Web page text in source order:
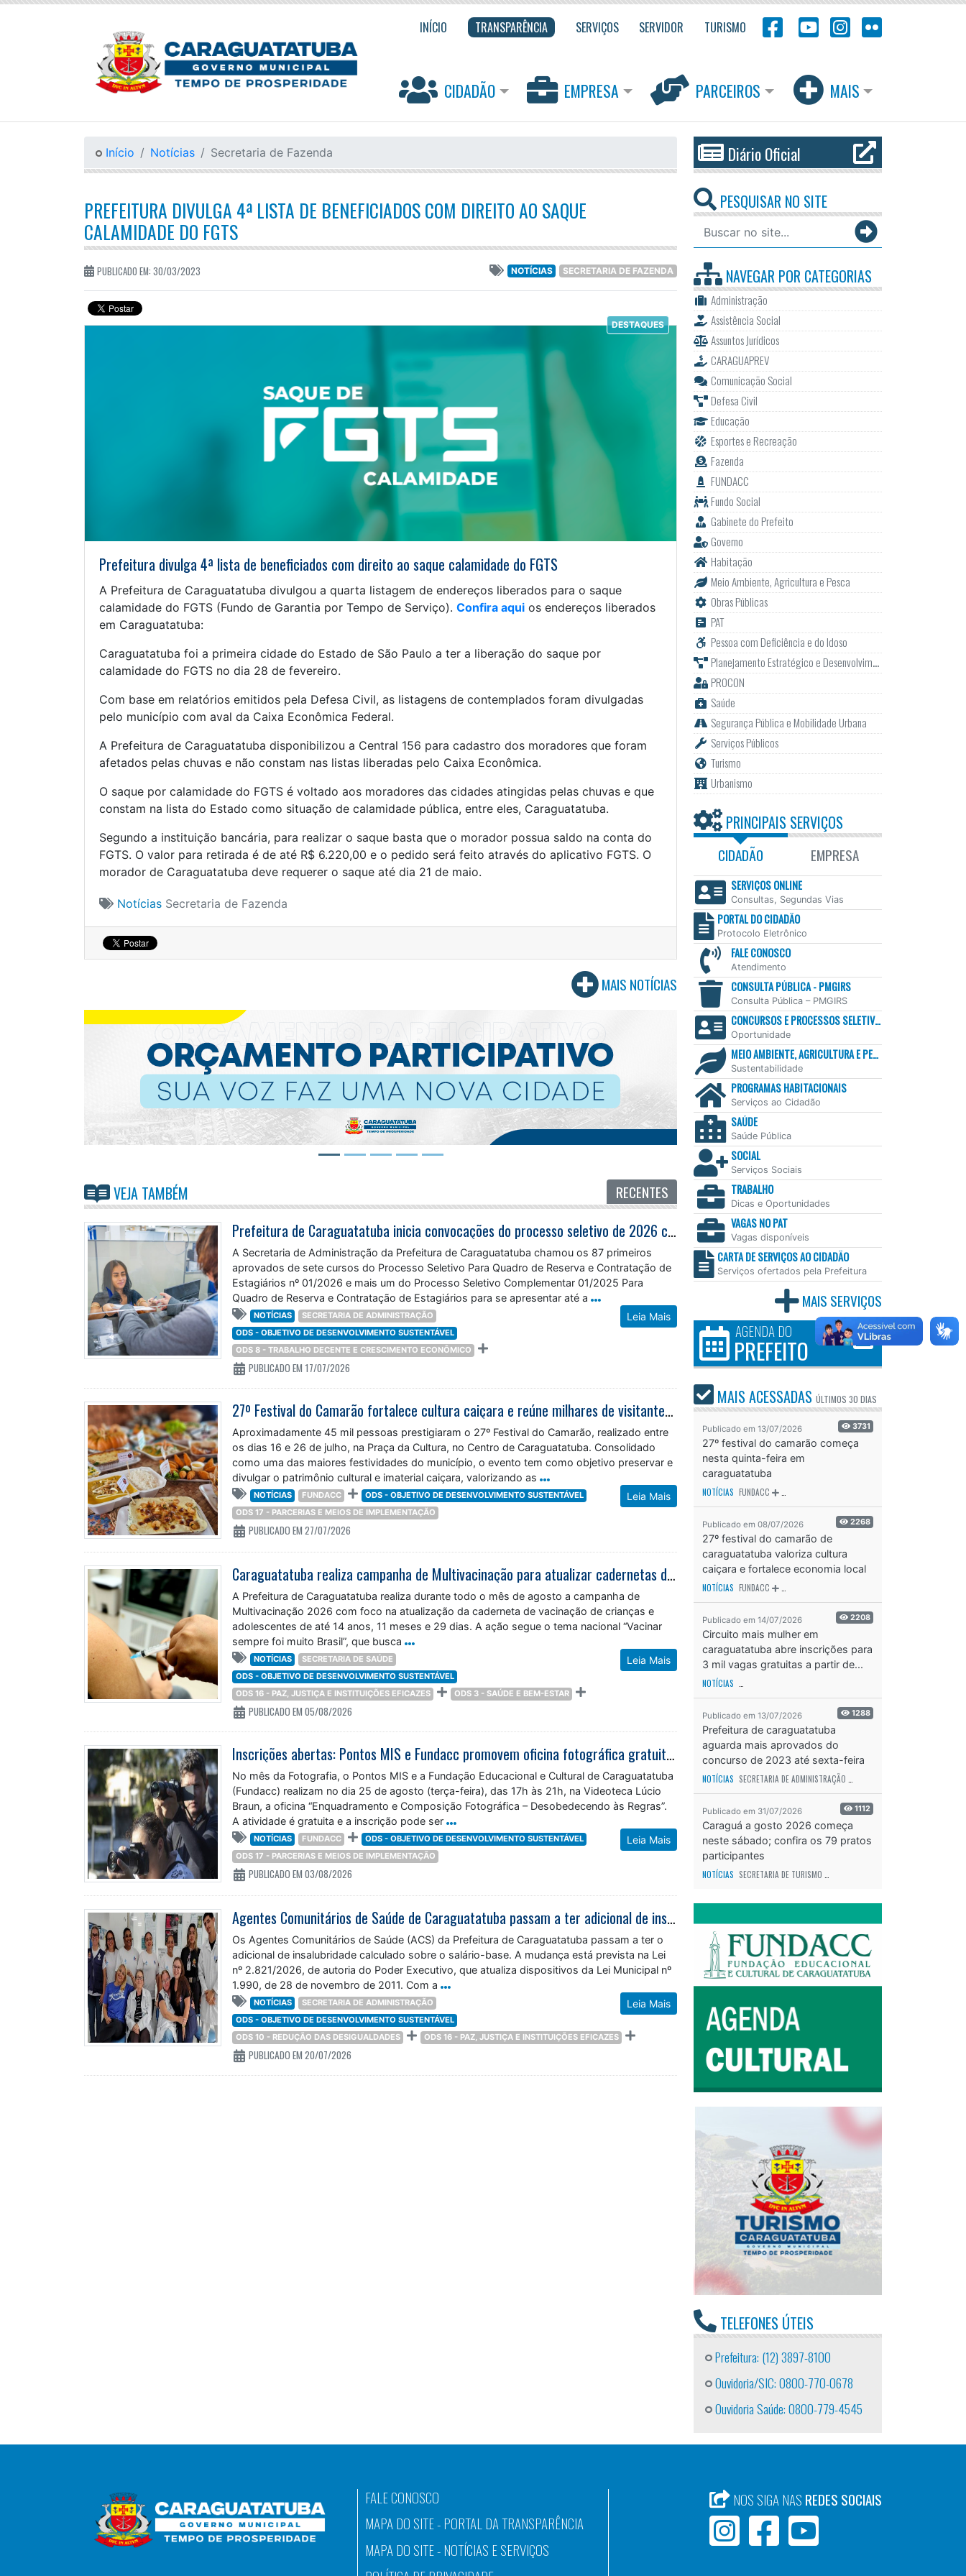
INÍCIO TRANSPARÊNCIA SERVIÇOS SERVIDOR TURISMO
CIDADÃO EMPRESA PARCEIROS MAIS
Início Notícias Secretaria de Fazenda
PREFEITURA DIVULGA 4ª LISTA DE BENEFICIADOS COM DIREITO AO SAQUE
CALAMIDADE DO FGTS
PUBLICADO EM: 30/03/2023 NOTÍCIAS SECRETARIA DE FAZENDA
DESTAQUES
Prefeitura divulga 4ª lista de beneficiados com direito ao saque calamidade do FGTS
A Prefeitura de Caraguatatuba divulgou a quarta listagem de endereços liberados para o saque
calamidade do FGTS (Fundo de Garantia por Tempo de Serviço). Confira aqui os endereços liberados
em Caraguatatuba:
Caraguatatuba foi a primeira cidade do Estado de São Paulo a ter a liberação do saque por
calamidade do FGTS no dia 28 de fevereiro.
Com base em relatórios emitidos pela Defesa Civil, as listagens de contemplados foram divulgadas
pelo município com aval da Caixa Econômica Federal.
A Prefeitura de Caraguatatuba disponibilizou a Central 156 para cadastro dos moradores que foram
afetados pelas chuvas e não constam nas listas liberadas pelo Caixa Econômica.
O saque por calamidade do FGTS é voltado aos moradores das cidades atingidas pelas chuvas e que
constam na lista do Estado como situação de calamidade pública, entre eles, Caraguatatuba.
Segundo a instituição bancária, para realizar o saque basta que o morador possua saldo na conta do
FGTS. O valor para retirada é de até R$ 6.220,00 e o pedido será feito através do aplicativo FGTS. O
morador de Caraguatatuba deve requerer o saque até dia 21 de maio.
Notícias Secretaria de Fazenda
MAIS NOTÍCIAS
VEJA TAMBÉM RECENTES
Prefeitura de Caraguatatuba inicia convocações do processo seletivo de 2026 com 87 estagiários de sete cursos
A Secretaria de Administração da Prefeitura de Caraguatatuba chamou os 87 primeiros
aprovados de sete cursos do Processo Seletivo Para Quadro de Reserva e Contratação de
Estagiários nº 01/2026 e mais um do Processo Seletivo Complementar 01/2025 Para
Quadro de Reserva e Contratação de Estagiários para se apresentar até a
Leia Mais
NOTÍCIAS
SECRETARIA DE ADMINISTRAÇÃO
ODS - OBJETIVO DE DESENVOLVIMENTO SUSTENTÁVEL
ODS 8 - TRABALHO DECENTE E CRESCIMENTO ECONÔMICO
PUBLICADO EM 17/07/2026
27º Festival do Camarão fortalece cultura caiçara e reúne milhares de visitantes em Caraguatatuba
Aproximadamente 45 mil pessoas prestigiaram o 27º Festival do Camarão, realizado entre
os dias 16 e 26 de julho, na Praça da Cultura, no Centro de Caraguatatuba. Consolidado
como uma das maiores festividades do município, o evento tem como objetivo preservar e
divulgar o patrimônio cultural e imaterial caiçara, valorizando as
Leia Mais
NOTÍCIAS FUNDACC
ODS - OBJETIVO DE DESENVOLVIMENTO SUSTENTÁVEL
ODS 17 - PARCERIAS E MEIOS DE IMPLEMENTAÇÃO
PUBLICADO EM 27/07/2026
Caraguatatuba realiza campanha de Multivacinação para atualizar cadernetas durante mês de agosto
A Prefeitura de Caraguatatuba realiza durante todo o mês de agosto a campanha de
Multivacinação 2026 com foco na atualização da caderneta de vacinação de crianças e
adolescentes de até 14 anos, 11 meses e 29 dias. A ação segue o tema nacional “Vacinar
sempre foi muito Brasil”, que busca
Leia Mais
NOTÍCIAS
SECRETARIA DE SAÚDE
ODS - OBJETIVO DE DESENVOLVIMENTO SUSTENTÁVEL
ODS 16 - PAZ, JUSTIÇA E INSTITUIÇÕES EFICAZES
ODS 3 - SAÚDE E BEM-ESTAR
PUBLICADO EM 05/08/2026
Inscrições abertas: Pontos MIS e Fundacc promovem oficina fotográfica gratuita na Videoteca Lúcio Braun
No mês da Fotografia, o Pontos MIS e a Fundação Educacional e Cultural de Caraguatatuba
(Fundacc) realizam no dia 25 de agosto (terça-feira), das 17h às 21h, na Videoteca Lúcio
Braun, a oficina “Enquadramento e Composição Fotográfica – Desobedecendo às Regras”.
A atividade é gratuita e a inscrição pode ser
Leia Mais
NOTÍCIAS FUNDACC
ODS - OBJETIVO DE DESENVOLVIMENTO SUSTENTÁVEL
ODS 17 - PARCERIAS E MEIOS DE IMPLEMENTAÇÃO
PUBLICADO EM 03/08/2026
Agentes Comunitários de Saúde de Caraguatatuba passam a ter adicional de insalubridade em cima salário-base
Os Agentes Comunitários de Saúde (ACS) da Prefeitura de Caraguatatuba passam a ter o
adicional de insalubridade calculado sobre o salário-base. A mudança está prevista na Lei
nº 2.821/2026, de autoria do Poder Executivo, que atualiza dispositivos da Lei Municipal nº
1.990, de 28 de novembro de 2011. Com a
Leia Mais
NOTÍCIAS
SECRETARIA DE ADMINISTRAÇÃO
ODS - OBJETIVO DE DESENVOLVIMENTO SUSTENTÁVEL
ODS 10 - REDUÇÃO DAS DESIGUALDADES
ODS 16 - PAZ, JUSTIÇA E INSTITUIÇÕES EFICAZES
PUBLICADO EM 20/07/2026
Diário Oficial
PESQUISAR NO SITE
NAVEGAR PORCATEGORIAS
Administração
Assistência Social
Assuntos Jurídicos
CARAGUAPREV
Comunicação Social
Defesa Civil
Educação
Esportes e Recreação
Fazenda
FUNDACC
Fundo Social
Gabinete do Prefeito
Governo
Habitação
Meio Ambiente, Agricultura e Pesca
Obras Públicas
PAT
Pessoa com Deficiência e do Idoso
Planejamento Estratégico e Desenvolvimento
PROCON
Saúde
Segurança Pública e Mobilidade Urbana
Serviços Públicos
Turismo
Urbanismo
PRINCIPAIS SERVIÇOS
CIDADÃO EMPRESA
SERVIÇOS ONLINE
Consultas, Segundas Vias
PORTAL DO CIDADÃO
Protocolo Eletrônico
FALE CONOSCO
Atendimento
CONSULTA PÚBLICA - PMGIRS
Consulta Pública – PMGIRS
CONCURSOS E PROCESSOS SELETIVOS
Oportunidade
MEIO AMBIENTE, AGRICULTURA E PESCA
Sustentabilidade
PROGRAMAS HABITACIONAIS
Serviços ao Cidadão
SAÚDE
Saúde Pública
SOCIAL
Serviços Sociais
TRABALHO
Dicas e Oportunidades
VAGAS NO PAT
Vagas disponíveis
CARTA DE SERVIÇOS AO CIDADÃO
Serviços ofertados pela Prefeitura
MAIS SERVIÇOS
AGENDA DO
PREFEITO
MAIS ACESSADAS ÚLTIMOS 30 DIAS
Publicado em 13/07/2026 3731
27º festival do camarão começa
nesta quinta-feira em
caraguatatuba
NOTÍCIAS FUNDACC
Publicado em 08/07/2026 2268
27º festival do camarão de
caraguatatuba valoriza cultura
caiçara e fortalece economia local
NOTÍCIAS FUNDACC
Publicado em 14/07/2026 2208
Circuito mais mulher em
caraguatatuba abre inscrições para
3 mil vagas gratuitas a partir de...
NOTÍCIAS
Publicado em 13/07/2026 1288
Prefeitura de caraguatatuba
aguarda mais aprovados do
concurso de 2023 até sexta-feira
(17)
NOTÍCIAS SECRETARIA DE ADMINISTRAÇÃO
Publicado em 31/07/2026 1112
Caraguá a gosto 2026 começa
neste sábado; confira os 79 pratos
participantes
NOTÍCIAS SECRETARIA DE TURISMO
TELEFONES ÚTEIS
Prefeitura: (12) 3897-8100
Ouvidoria/SIC: 0800-770-0678
Ouvidoria Saúde: 0800-779-4545
FALE CONOSCO
MAPA DO SITE - PORTAL DA TRANSPARÊNCIA
MAPA DO SITE - NOTÍCIAS E SERVIÇOS
NOS SIGA NAS REDES SOCIAIS